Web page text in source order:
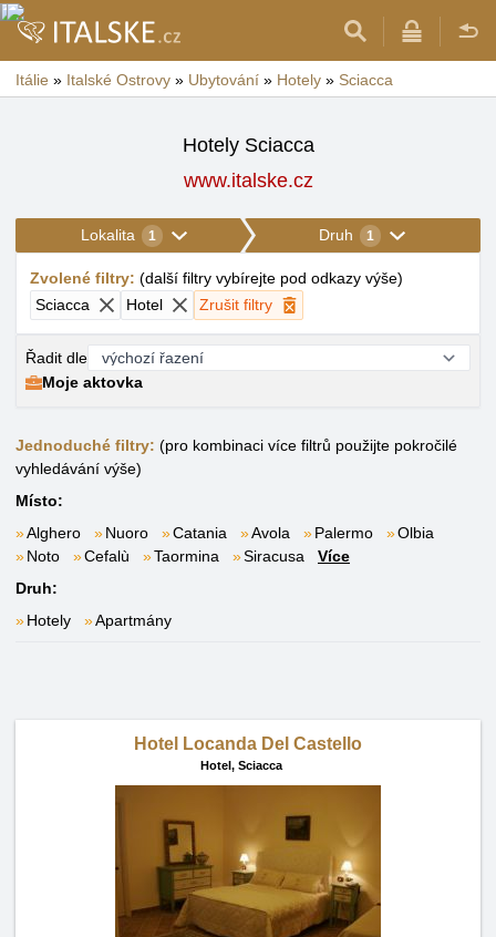
Itálie » Italské Ostrovy » Ubytování » Hotely » Sciacca
Hotely Sciacca
www.italske.cz
Lokalita 1 Druh 1
Zvolené filtry: (další filtry vybírejte pod odkazy výše)
Sciacca
Hotel Zrušit filtry
Řadit dle
Moje aktovka
Jednoduché filtry: (pro kombinaci více filtrů použijte pokročilé
vyhledávání výše)
Místo:
Alghero
Nuoro Catania Avola Palermo
Olbia
Noto
Cefalù Taormina Siracusa
Více
Druh:
Hotely
Apartmány
Hotel Locanda Del Castello
Hotel, Sciacca